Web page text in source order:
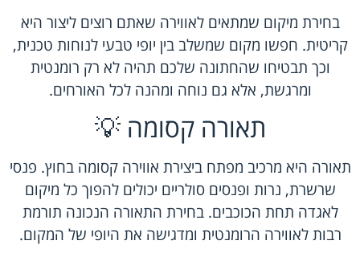
בחירת מיקום שמתאים לאווירה שאתם רוצים ליצור היא
קריטית. חפשו מקום שמשלב בין יופי טבעי לנוחות טכנית,
וכך תבטיחו שהחתונה שלכם תהיה לא רק רומנטית
ומרגשת, אלא גם נוחה ומהנה לכל האורחים.
תאורה קסומה 💡
תאורה היא מרכיב מפתח ביצירת אווירה קסומה בחוץ. פנסי
שרשרת, נרות ופנסים סולריים יכולים להפוך כל מיקום
לאגדה תחת הכוכבים. בחירת התאורה הנכונה תורמת
רבות לאווירה הרומנטית ומדגישה את היופי של המקום.